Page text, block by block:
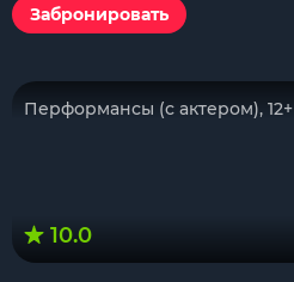
Забронировать
Перформансы (с актером), 12+
10.0